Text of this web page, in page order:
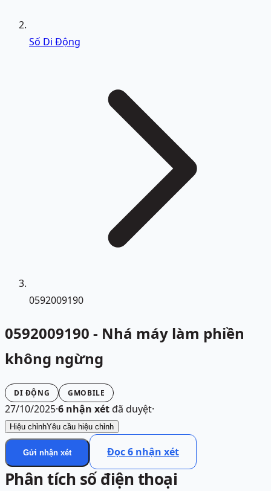
Số Di Động
0592009190
0592009190 - Nhá máy làm phiền
không ngừng
DI ĐỘNG GMOBILE
27/10/2025·6 nhận xétđã duyệt·
Hiệu chỉnhYêu cầu hiệu chỉnh
Gửi nhận xét Đọc6 nhận xét
Phân tích số điện thoại